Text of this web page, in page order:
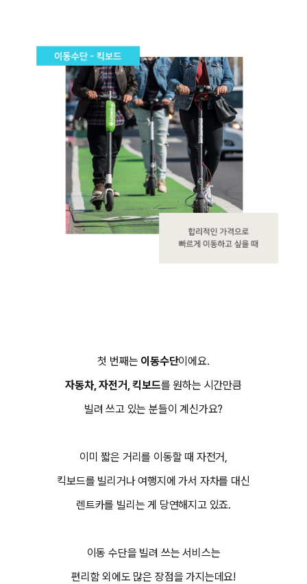
첫 번째는 이동수단이에요.
자동차, 자전거, 킥보드를 원하는 시간만큼
빌려 쓰고 있는 분들이 계신가요?
이미 짧은 거리를 이동할 때 자전거,
킥보드를 빌리거나 여행지에 가서 자차를 대신
렌트카를 빌리는 게 당연해지고 있죠.
이동 수단을 빌려 쓰는 서비스는
편리함 외에도 많은 장점을 가지는데요!